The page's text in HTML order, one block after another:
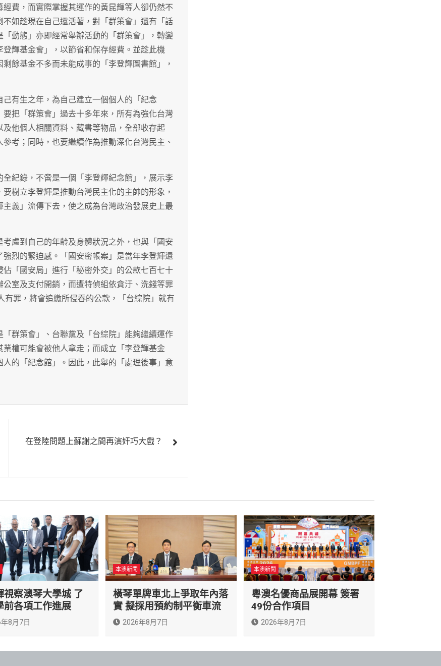
費，而實際掌握其運作的黃昆輝等人卻仍然不
如趁現在自己還活著，對「群策會」還有「話
動態」亦即經常舉辦活動的「群策會」，轉變
輝基金會」，以節省和保存經費。並趁此機
餘基金不多而未能成事的「李登輝圖書館」，
有生之年，為自己建立一個個人的「紀念
把「群策會」過去十多年來，所有為強化台灣
他個人相關資料、藏書等物品，全部收存起
考；同時，也要繼續作為推動深化台灣民主、
紀錄，不啻是一個「李登輝紀念館」，展示李
樹立李登輝是推動台灣民主化的主帥的形象，
義」流傳下去，使之成為台灣政治發展史上最
慮到自己的年齡及身體狀況之外，也與「國安
烈的緊迫感。「國安密帳案」是當年李登輝還
「國安局」進行「秘密外交」的公款七百七十
室及支付開銷，而遭特偵組依貪汙、洗錢等罪
罪，將會追繳所侵吞的公款，「台綜院」就有
群策會」、台聯黨及「台綜院」能夠繼續運作
權可能會被他人拿走；而成立「李登輝基金
的「紀念館」。因此，此舉的「處理後事」意
在登陸問題上蘇謝之間再演奸巧大戲？
視察澳琴大學城 了
前各項工作進展
8月7日
本澳新聞
橫琴單牌車北上爭取年內落
實 擬採用預約制平衡車流
2026年8月7日
本澳新聞
粵澳名優商品展開幕 簽署
49份合作項目
2026年8月7日